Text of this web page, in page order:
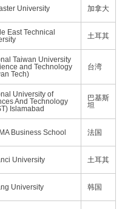
University 加拿大
East Technical
土耳其
Taiwan University
and Technology
Tech)
台湾
University of
And Technology
Islamabad
巴基斯
坦
Business School 法国
University 土耳其
University 韩国